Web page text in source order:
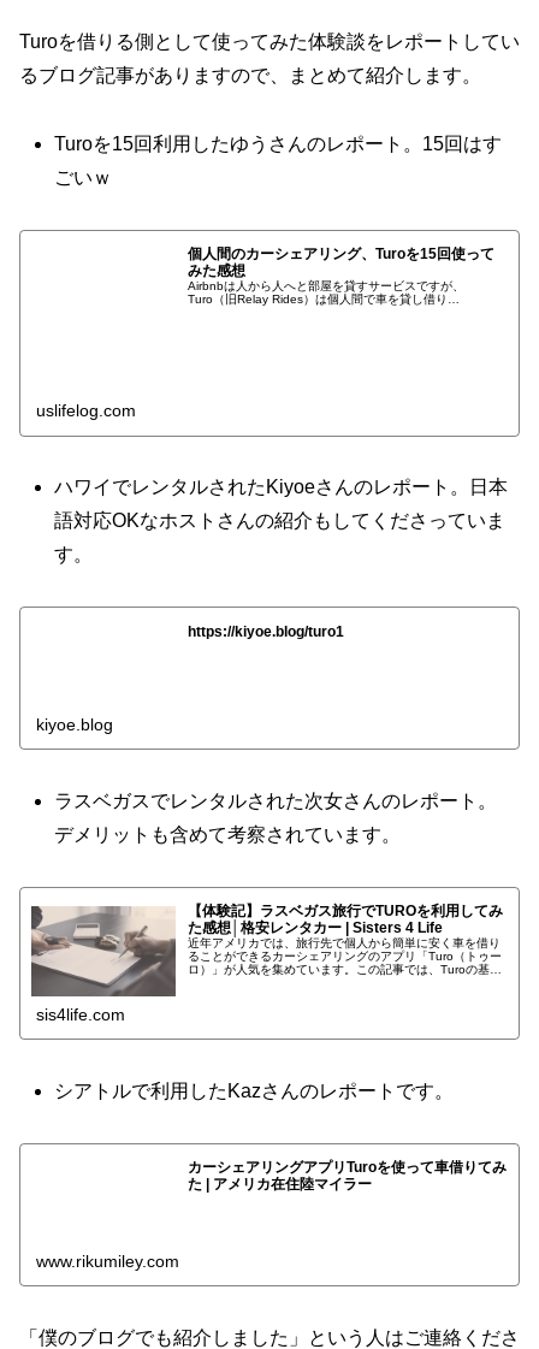
Turoを借りる側として使ってみた体験談をレポートしてい
るブログ記事がありますので、まとめて紹介します。
Turoを15回利用したゆうさんのレポート。15回はす
ごいｗ
個人間のカーシェアリング、Turoを15回使って
みた感想
Airbnbは人から人へと部屋を貸すサービスですが、
Turo（旧Relay Rides）は個人間で車を貸し借り…
uslifelog.com
ハワイでレンタルされたKiyoeさんのレポート。日本
語対応OKなホストさんの紹介もしてくださっていま
す。
https://kiyoe.blog/turo1
kiyoe.blog
ラスベガスでレンタルされた次女さんのレポート。
デメリットも含めて考察されています。
【体験記】ラスベガス旅行でTUROを利用してみ
た感想│格安レンタカー | Sisters 4 Life
近年アメリカでは、旅行先で個人から簡単に安く車を借り
ることができるカーシェアリングのアプリ「Turo（トゥー
ロ）」が人気を集めています。この記事では、Turoの基本
sis4life.com
シアトルで利用したKazさんのレポートです。
カーシェアリングアプリTuroを使って車借りてみ
た | アメリカ在住陸マイラー
www.rikumiley.com
「僕のブログでも紹介しました」という人はご連絡くださ